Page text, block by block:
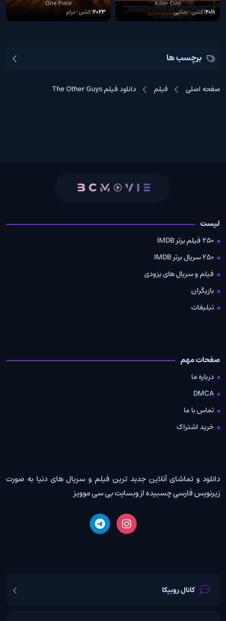
Killer Elite
2011اکشن • جنایی
One Piece
2023اکشن • درام
برچسب ها
صفحه اصلی فیلم دانلود فیلم The Other Guys
لیست
250 فیلم برتر IMDB
250 سریال برتر IMDB
فیلم و سریال های بزودی
بازیگران
تبلیغات
صفحات مهم
درباره ما
DMCA
تماس با ما
خرید اشتراک
دانلود و تماشای آنلاین جدید ترین فیلم و سریال های دنیا به صورت
زیرنویس فارسی چسبیده از وبسایت بی سی موویز
کانال روبیکا